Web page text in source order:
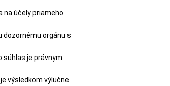
na účely priameho
orgánu s
súhlas je právnym
výsledkom výlučne